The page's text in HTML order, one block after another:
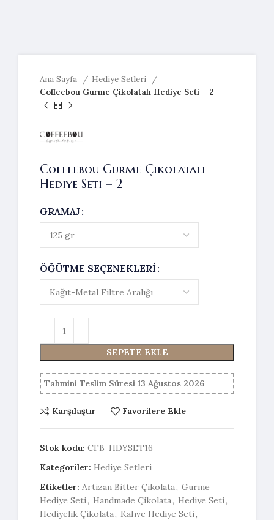
Ana Sayfa
Hediye Setleri
Coffeebou Gurme Çikolatalı Hediye Seti – 2
Coffeebou Gurme Çikolatalı
Hediye Seti – 2
GRAMAJ
ÖĞÜTME SEÇENEKLERI
SEPETE EKLE
Tahmini Teslim Süresi 13 Ağustos 2026
Karşılaştır Favorilere Ekle
Stok kodu: CFB-HDYSET16
Kategoriler: Hediye Setleri
Etiketler: Artizan Bitter Çikolata , Gurme
Hediye Seti , Handmade Çikolata , Hediye Seti ,
Hediyelik Çikolata , Kahve Hediye Seti ,